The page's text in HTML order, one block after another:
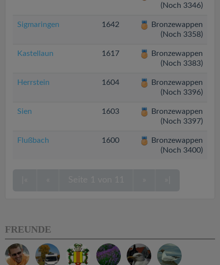
(Noch 3346)
Sigmaringen 1642
Bronzewappen
(Noch 3358)
Kastellaun 1617
Bronzewappen
(Noch 3383)
Herrstein 1604
Bronzewappen
(Noch 3396)
Sien 1603
Bronzewappen
(Noch 3397)
Flußbach 1600
Bronzewappen
(Noch 3400)
FREUNDE